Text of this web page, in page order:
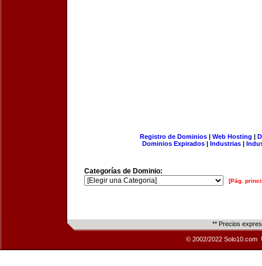
Registro de Dominios| Web Hosting |
Dominios Expirados | Industrias |
Categorías de Dominio:
[Pág.
** Precios
© 2002/2022 Solo10.com